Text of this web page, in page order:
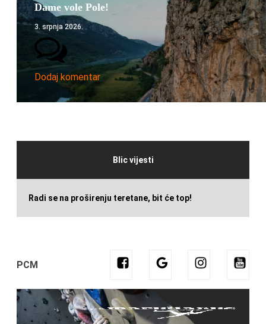
Dame vole Pole!
3. srpnja 2026.
Dodaj komentar
Blic vijesti
Radi se na proširenju teretane, bit će top!
PCM